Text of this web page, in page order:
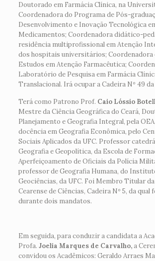
Doutorado em Farmácia Clínica, na
Coordenadora do Programa de Pós-
Desenvolvimento e Inovação Tecnológica
Medicamentos; Coordenadora didático-
residência multiprofissional em Atenção
dos hospitais universitários; Coordenadora
Estudos em Atenção Farmacêutica;
Laboratório de Pesquisa em Farmácia
Translacional. Irá ocupar a Cadeira Nº 49 da
Terá como Patrono Prof. Caio Lóssio
Mestre da Ciência Geográfica do Ceará,
Planejamento e Geografia Integral, pela
docência em Geografia Econômica, pelo
Sociais Aplicados da UFC. Professor
Geografia e Geopolítica, da Escola de
Aperfeiçoamento de Oficiais da Polícia
professor de Geografia Humana, do
Geociências, da UFC. Foi Membro Titular
Cearense de Ciências, Cadeira Nº 5, da
durante dois mandatos.
Em seguida, para conduzir a candidata a
Profa.Joelia Marques de Carvalho,a
convidou os Acadêmicos: Geraldo Arraes